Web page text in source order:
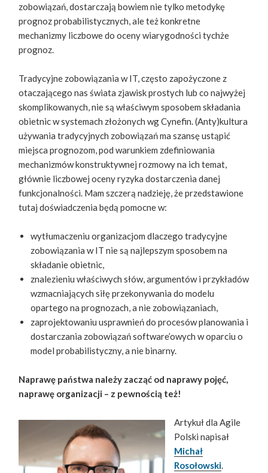
zobowiązań, dostarczają bowiem nie tylko metodykę
prognoz probabilistycznych, ale też konkretne
mechanizmy liczbowe do oceny wiarygodności tychże
prognoz.
Tradycyjne zobowiązania w IT, często zapożyczone z
otaczającego nas świata zjawisk prostych lub co najwyżej
skomplikowanych, nie są właściwym sposobem składania
obietnic w systemach złożonych wg Cynefin. (Anty)kultura
używania tradycyjnych zobowiązań ma szansę ustąpić
miejsca prognozom, pod warunkiem zdefiniowania
mechanizmów konstruktywnej rozmowy na ich temat,
głównie liczbowej oceny ryzyka dostarczenia danej
funkcjonalności. Mam szczerą nadzieję, że przedstawione
tutaj doświadczenia będą pomocne w:
wytłumaczeniu organizacjom dlaczego tradycyjne
zobowiązania w IT nie są najlepszym sposobem na
składanie obietnic,
znalezieniu właściwych słów, argumentów i przykładów
wzmacniających siłę przekonywania do modelu
opartego na prognozach, a nie zobowiązaniach,
zaprojektowaniu usprawnień do procesów planowania i
dostarczania zobowiązań software’owych w oparciu o
model probabilistyczny, a nie binarny.
Naprawę państwa należy zacząć od naprawy pojęć,
naprawę organizacji – z pewnością też!
Artykuł dla Agile
Polski napisał
Michał
Rosołowski.